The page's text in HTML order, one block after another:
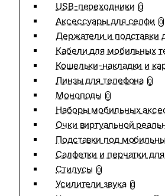
USB-переходники 0
Аксессуары для селфи 0
Держатели и подставки
Кабели для мобильных
Кошельки-накладки и
Линзы для телефона 0
Моноподы 0
Наборы мобильных
Очки виртуальной
Подставки под
Салфетки и перчатки
Стилусы 0
Усилители звука 0